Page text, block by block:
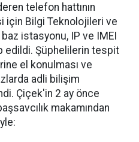
telefon hattının
için Bilgi Teknolojileri ve
istasyonu, IP ve IMEI
edildi. Şüphelilerin tespit
el konulması ve
adli bilişim
Çiçek'in 2 ay önce
makamından